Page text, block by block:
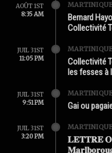
AOÛT 1ST
8:35 AM
Bernard
Collectivité
JUIL 31ST
11:05 PM
Collectivité
les fesses à
JUIL 31ST
9:51 PM
Gai ou
JUIL 31ST
3:20 PM
𝐋𝐄𝐓𝐓𝐑𝐄